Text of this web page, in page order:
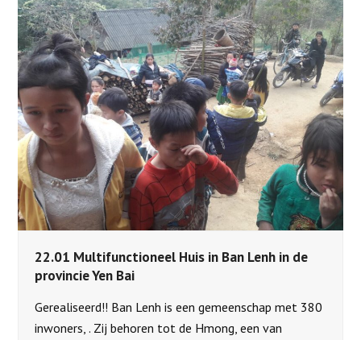
22.01 Multifunctioneel Huis in Ban Lenh in de
provincie Yen Bai
Gerealiseerd!! Ban Lenh is een gemeenschap met 380
inwoners, . Zij behoren tot de Hmong, een van